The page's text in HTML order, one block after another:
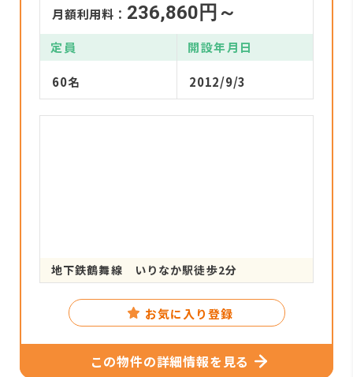
月額利用料： 236,860円～
定員 開設年月日
60名 2012/9/3
地下鉄鶴舞線 いりなか駅徒歩2分
お気に入り登録
この物件の詳細情報を見る